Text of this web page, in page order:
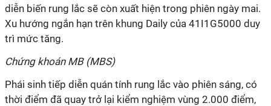
diễn biến rung lắc sẽ còn xuất hiện trong phiên ngày mai.
Xu hướng ngắn hạn trên khung Daily của 41I1G5000 duy
trì mức tăng.
Chứng khoán MB (MBS)
Phái sinh tiếp diễn quán tính rung lắc vào phiên sáng, có
thời điểm đã quay trở lại kiểm nghiệm vùng 2.000 điểm,